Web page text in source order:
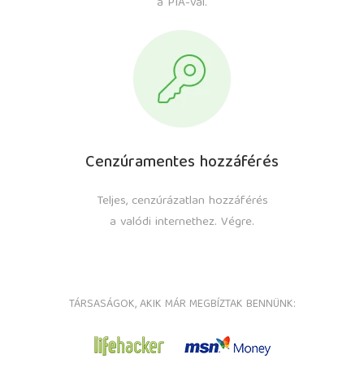
Cenzúramentes hozzáférés
Teljes, cenzúrázatlan hozzáférés
a valódi internethez. Végre.
TÁRSASÁGOK, AKIK MÁR MEGBÍZTAK BENNÜNK: